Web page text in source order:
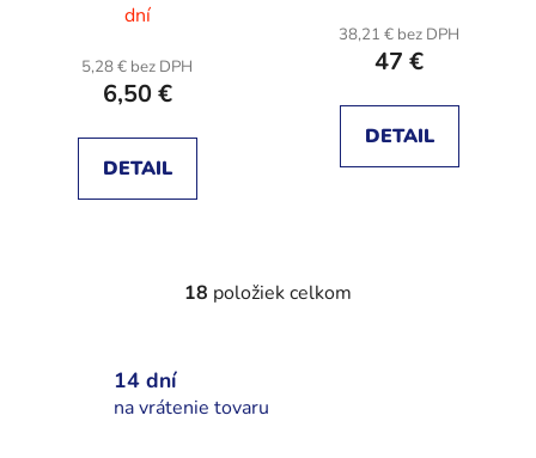
dní
5,28 € bez DPH
6,50 €
DETAIL
38,21 € bez DPH
47 €
DETAIL
O
d
18 položiek celkom
14 dní
na vrátenie tovaru